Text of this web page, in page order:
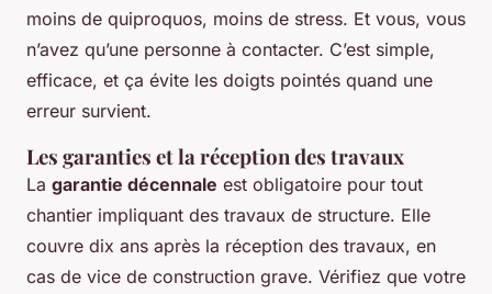
moins de quiproquos, moins de stress. Et vous, vous
n’avez qu’une personne à contacter. C’est simple,
efficace, et ça évite les doigts pointés quand une
erreur survient.
Les garanties et la réception des travaux
La garantie décennale est obligatoire pour tout
chantier impliquant des travaux de structure. Elle
couvre dix ans après la réception des travaux, en
cas de vice de construction grave. Vérifiez que votre